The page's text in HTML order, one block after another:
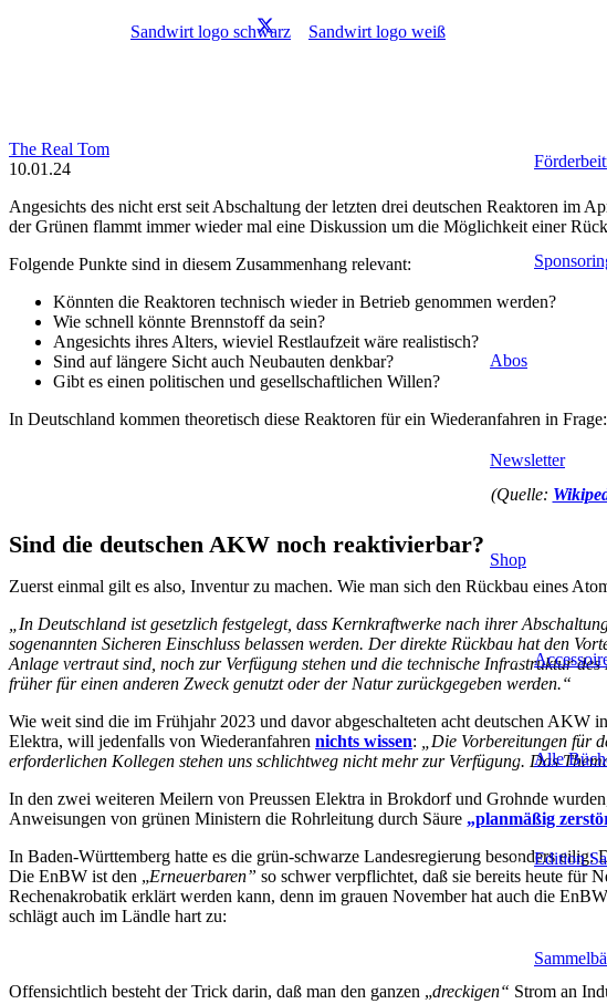
Abos
Newsletter
Shop
Alle
Edition
The Real Tom
10.01.24
Angesichts des nicht erst seit Abschaltung der letzten drei deutschen Reaktoren im
der Grünen flammt immer wieder mal eine Diskussion um die Möglichkeit einer
Folgende Punkte sind in diesem Zusammenhang relevant:
Könnten die Reaktoren technisch wieder in Betrieb genommen werden?
Wie schnell könnte Brennstoff da sein?
Angesichts ihres Alters, wieviel Restlaufzeit wäre realistisch?
Sind auf längere Sicht auch Neubauten denkbar?
Gibt es einen politischen und gesellschaftlichen Willen?
In Deutschland kommen theoretisch diese Reaktoren für ein Wiederanfahren in Frage:
(Quelle:
Sind die deutschen AKW noch reaktivierbar?
Zuerst einmal gilt es also, Inventur zu machen. Wie man sich den Rückbau eines
„In Deutschland ist gesetzlich festgelegt, dass Kernkraftwerke nach ihrer
sogenannten Sicheren Einschluss belassen werden. Der direkte Rückbau hat den
Anlage vertraut sind, noch zur Verfügung stehen und die technische Infrastruktur
früher für einen anderen Zweck genutzt oder der Natur zurückgegeben werden.“
Wie weit sind die im Frühjahr 2023 und davor abgeschalteten acht deutschen AKW
Elektra, will jedenfalls von Wiederanfahren nichts wissen:
„Die Vorbereitungen für
erforderlichen Kollegen stehen uns schlichtweg nicht mehr zur Verfügung. Das
In den zwei weiteren Meilern von Preussen Elektra in Brokdorf und Grohnde
Anweisungen von grünen Ministern die Rohrleitung durch Säure „planmäßig
In Baden-Württemberg hatte es die grün-schwarze Landesregierung besonders eilig:
Die EnBW ist den „Erneuerbaren” so schwer verpflichtet, daß sie bereits heute für
Rechenakrobatik erklärt werden kann, denn im grauen November hat auch die
schlägt auch im Ländle hart zu:
Offensichtlich besteht der Trick darin, daß man den ganzen „dreckigen“ Strom an